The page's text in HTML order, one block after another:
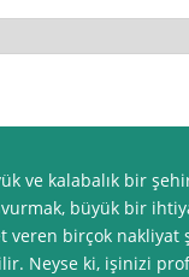
ve kalabalık bir
büyük bir
veren birçok nakliyat
Neyse ki, işinizi